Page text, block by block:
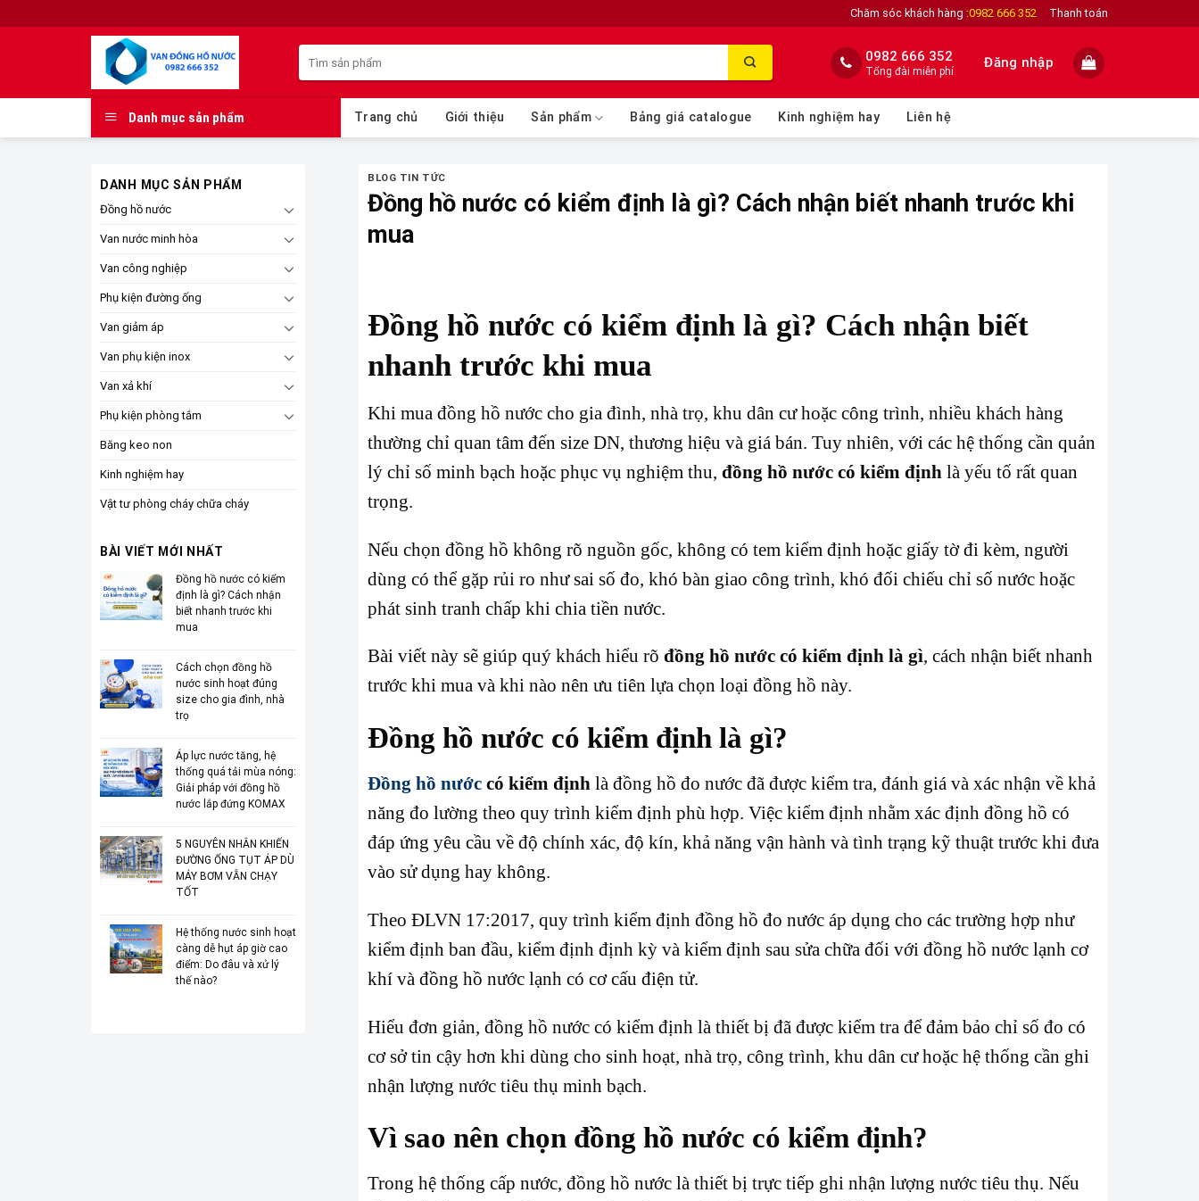
to
Chăm sóc khách hàng :0982 666 352 Thanh toán
kiếm:
0982 666 352
Tổng đài miễn phí
Đăng nhập
Danh mục sản phẩm Trang chủ Giới thiệu Sản phẩm Bảng giá catalogue Kinh nghiệm hay Liên hệ
DANH MỤC SẢN PHẨM
Đồng hồ nước
Van nước minh hòa
Van công nghiệp
Phụ kiện đường ống
Van giảm áp
Van phụ kiện inox
Van xả khí
Phụ kiện phòng tắm
Băng keo non
Kinh nghiệm hay
Vật tư phòng cháy chữa cháy
BÀI VIẾT MỚI NHẤT
Đồng hồ nước có kiểm
định là gì? Cách nhận
biết nhanh trước khi
mua
Cách chọn đồng hồ
nước sinh hoạt đúng
size cho gia đình, nhà
trọ
Áp lực nước tăng, hệ
thống quá tải mùa nóng:
Giải pháp với đồng hồ
nước lắp đứng KOMAX
5 NGUYÊN NHÂN KHIẾN
ĐƯỜNG ỐNG TỤT ÁP DÙ
MÁY BƠM VẪN CHẠY
TỐT
Hệ thống nước sinh hoạt
càng dễ hụt áp giờ cao
điểm: Do đâu và xử lý
thế nào?
BLOG TIN TỨC
Đồng hồ nước có kiểm định là gì? Cách nhận biết nhanh trước khi
mua
Đồng hồ nước có kiểm định là gì? Cách nhận biết
nhanh trước khi mua
Khi mua đồng hồ nước cho gia đình, nhà trọ, khu dân cư hoặc công trình, nhiều khách hàng
thường chỉ quan tâm đến size DN, thương hiệu và giá bán. Tuy nhiên, với các hệ thống cần quản
lý chỉ số minh bạch hoặc phục vụ nghiệm thu, đồng hồ nước có kiểm định là yếu tố rất quan
trọng.
Nếu chọn đồng hồ không rõ nguồn gốc, không có tem kiểm định hoặc giấy tờ đi kèm, người
dùng có thể gặp rủi ro như sai số đo, khó bàn giao công trình, khó đối chiếu chỉ số nước hoặc
phát sinh tranh chấp khi chia tiền nước.
Bài viết này sẽ giúp quý khách hiểu rõ đồng hồ nước có kiểm định là gì, cách nhận biết nhanh
trước khi mua và khi nào nên ưu tiên lựa chọn loại đồng hồ này.
Đồng hồ nước có kiểm định là gì?
Đồng hồ nước có kiểm định là đồng hồ đo nước đã được kiểm tra, đánh giá và xác nhận về khả
năng đo lường theo quy trình kiểm định phù hợp. Việc kiểm định nhằm xác định đồng hồ có
đáp ứng yêu cầu về độ chính xác, độ kín, khả năng vận hành và tình trạng kỹ thuật trước khi đưa
vào sử dụng hay không.
Theo ĐLVN 17:2017, quy trình kiểm định đồng hồ đo nước áp dụng cho các trường hợp như
kiểm định ban đầu, kiểm định định kỳ và kiểm định sau sửa chữa đối với đồng hồ nước lạnh cơ
khí và đồng hồ nước lạnh có cơ cấu điện tử.
Hiểu đơn giản, đồng hồ nước có kiểm định là thiết bị đã được kiểm tra để đảm bảo chỉ số đo có
cơ sở tin cậy hơn khi dùng cho sinh hoạt, nhà trọ, công trình, khu dân cư hoặc hệ thống cần ghi
nhận lượng nước tiêu thụ minh bạch.
Vì sao nên chọn đồng hồ nước có kiểm định?
Trong hệ thống cấp nước, đồng hồ nước là thiết bị trực tiếp ghi nhận lượng nước tiêu thụ. Nếu